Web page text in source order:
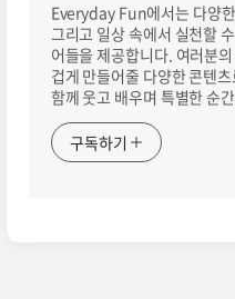
Everyday Fun에서는 다양
그리고 일상 속에서 실천할
어들을 제공합니다. 여러분
겁게 만들어줄 다양한 콘텐
함께 웃고 배우며 특별한 순
구독하기